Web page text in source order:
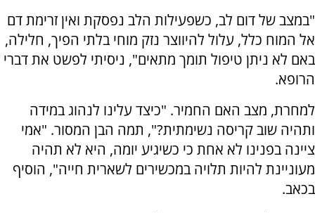
"במצב של דום לב, כשפעילות הלב נפסקת ואין זרימת דם
אל המוח כלל, עלול להיווצר נזק מוחי בלתי הפיך, חלילה,
באם לא ניתן טיפול תומך מתאים", ניסיתי לפשט את דברי
הרופא.
למחרת, מצב האם החמיר. "כיצד עלינו לנהוג במידה
ותהיה שוב קריסה נשימתית?", תמה הבן המסור. "אמי
ציינה בפנינו לא אחת כי כשיגיע יומה, היא לא תהיה
מעוניינת להיות תלויה במכשירים לשארית חייה", הוסיף
בכאב.